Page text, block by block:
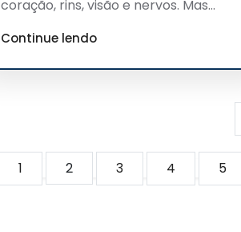
coração, rins, visão e nervos. Mas...
Continue lendo
1 2 3 4 5